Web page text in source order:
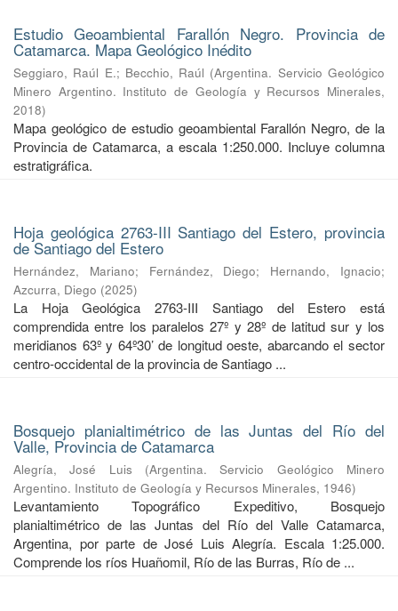
Estudio Geoambiental Farallón Negro. Provincia de
Catamarca. Mapa Geológico Inédito
Seggiaro, Raúl E.; Becchio, Raúl (Argentina. Servicio Geológico
Minero Argentino. Instituto de Geología y Recursos Minerales,
2018)
Mapa geológico de estudio geoambiental Farallón Negro, de la
Provincia de Catamarca, a escala 1:250.000. Incluye columna
estratigráfica.
Hoja geológica 2763-III Santiago del Estero, provincia
de Santiago del Estero
Hernández, Mariano; Fernández, Diego; Hernando, Ignacio;
Azcurra, Diego (2025)
La Hoja Geológica 2763-III Santiago del Estero está
comprendida entre los paralelos 27º y 28º de latitud sur y los
meridianos 63º y 64º30’ de longitud oeste, abarcando el sector
centro-occidental de la provincia de Santiago ...
Bosquejo planialtimétrico de las Juntas del Río del
Valle, Provincia de Catamarca
Alegría, José Luis (Argentina. Servicio Geológico Minero
Argentino. Instituto de Geología y Recursos Minerales, 1946)
Levantamiento Topográfico Expeditivo, Bosquejo
planialtimétrico de las Juntas del Río del Valle Catamarca,
Argentina, por parte de José Luis Alegría. Escala 1:25.000.
Comprende los ríos Huañomil, Río de las Burras, Río de ...